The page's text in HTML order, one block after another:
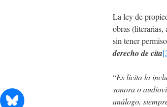
La ley de
obras (literarias,
sin tener
derecho de cita
“Es lícita la
sonora o
análogo,